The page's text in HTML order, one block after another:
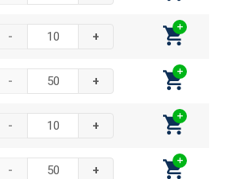
- +
- +
- +
- +